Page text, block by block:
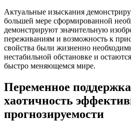
Актуальные изыскания
большей мере сформированной
демонстрируют значительную
переживаниям и возможность к
свойства были жизненно
нестабильной обстановке и
быстро меняющемся мире.
Переменное
хаотичность
прогнозируемости